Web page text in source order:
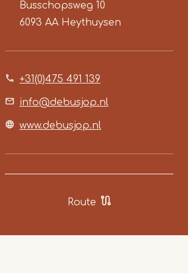
Busschopsweg 10
6093 AA Heythuysen
+31(0)475 491 139
info@debusjop.nl
www.debusjop.nl
Route